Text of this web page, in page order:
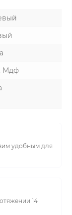
Мдф
удобным для
14